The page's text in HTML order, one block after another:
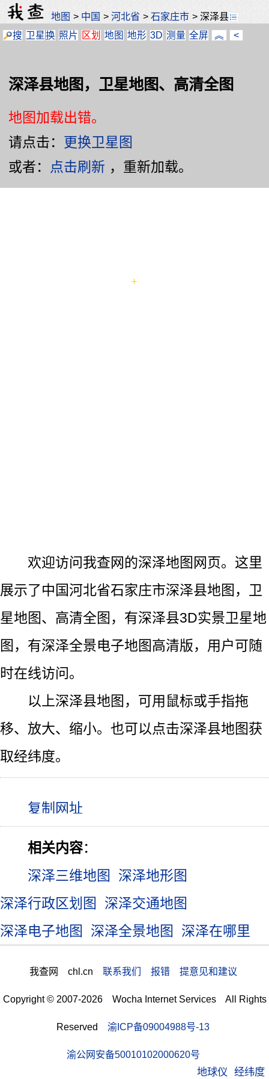
地图 > 中国 >河北省 >石家庄市 >深泽县
搜 卫星换 照片 区划 地图 地形 3D 测量 全屏 ︽ <
深泽县地图，卫星地图、高清全图
地图加载出错。
请点击： 更换卫星图
或者： 点击刷新 ，重新加载。
地球仪 经纬度
欢迎访问我查网的深泽地图网页。这里
展示了中国河北省石家庄市深泽县地图，卫
星地图、高清全图，有深泽县3D实景卫星地
图，有深泽全景电子地图高清版，用户可随
时在线访问。
以上深泽县地图，可用鼠标或手指拖
移、放大、缩小。也可以点击深泽县地图获
取经纬度。
相关内容：
深泽三维地图
深泽地形图
深泽行政区划图
深泽交通地图
深泽电子地图
深泽全景地图 深泽在哪里
我查网 chl.cn 联系我们 报错 提意见和建议
Copyright © 2007-2026 Wocha Internet Services All Rights
Reserved 渝ICP备09004988号-13
渝公网安备50010102000620号